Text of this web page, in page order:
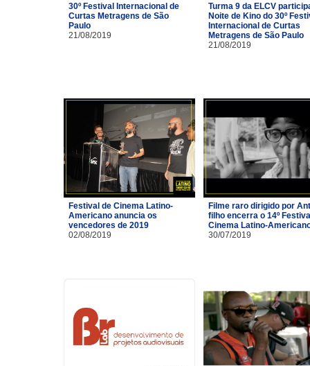
30º Festival Internacional de
Curtas Metragens de São
Paulo
21/08/2019
Turma 9 da ELCV
Noite de Kino do 30º
Internacional de Curtas
Metragens de São Paulo
21/08/2019
Festival de Cinema Latino-
Americano anuncia os
vencedores de 2019
02/08/2019
Filme raro dirigido por
filho encerra o 14º
Cinema Latino-
30/07/2019